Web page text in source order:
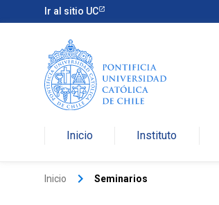
Ir al sitio UC
Inicio Instituto
Inicio keyboard_arrow_right Seminarios